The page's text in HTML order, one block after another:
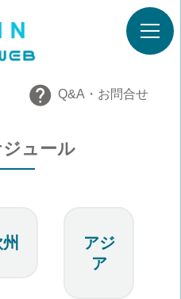
Q&A・お問合せ
ュール
州
アジ
ア